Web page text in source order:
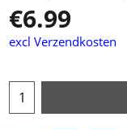
€6.99
excl Verzendkosten